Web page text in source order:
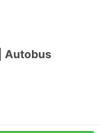
Autobus